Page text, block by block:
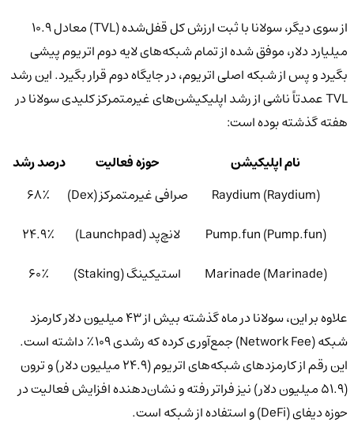
از سوی دیگر، سولانا با ثبت ارزش کل قفل‌شده (TVL) معادل ۱۰.۹
میلیارد دلار، موفق شده از تمام شبکه‌های لایه دوم اتریوم پیشی
بگیرد و پس از شبکه اصلی اتریوم، در جایگاه دوم قرار بگیرد. این رشد
TVL عمدتاً ناشی از رشد اپلیکیشن‌های غیرمتمرکز کلیدی سولانا در
هفته گذشته بوده است:
نام اپلیکیشن
حوزه فعالیت
درصد رشد
Raydium (Raydium)
صرافی غیرمتمرکز (Dex)
۶۸٪
Pump.fun (Pump.fun)
لانچ‌پد (Launchpad)
۲۴.۹٪
Marinade (Marinade)
استیکینگ (Staking)
۶۰٪
علاوه بر این، سولانا در ماه گذشته بیش از ۴۳ میلیون دلار کارمزد
شبکه (Network Fee) جمع‌آوری کرده که رشدی ۱۰۹٪ داشته است.
این رقم از کارمزدهای شبکه‌های اتریوم (۲۴.۹ میلیون دلار) و ترون
(۵۱.۹ میلیون دلار) نیز فراتر رفته و نشان‌دهنده افزایش فعالیت در
حوزه دیفای (DeFi) و استفاده از شبکه است.